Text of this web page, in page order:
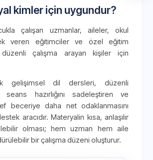
kimler için uygundur?
çalışan uzmanlar, aileler, okul
veren eğitimciler ve özel eğitim
çalışma arayan kişiler için
gelişimsel dil dersleri, düzenli
seans hazırlığını sadeleştiren ve
beceriye daha net odaklanmasını
aracıdır. Materyalin kısa, anlaşılır
olması; hem uzman hem aile
bir çalışma düzeni oluşturur.